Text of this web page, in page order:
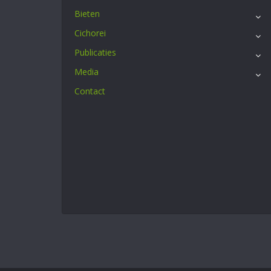
Bieten
Cichorei
Publicaties
Media
Contact